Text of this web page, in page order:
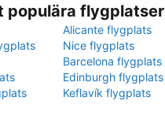
populära flygplatser
Alicante flygplats
Nice flygplats
Barcelona flygplats
Edinburgh flygplats
Keflavík flygplats